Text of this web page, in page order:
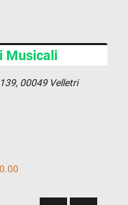
Musicali
00049 Velletri